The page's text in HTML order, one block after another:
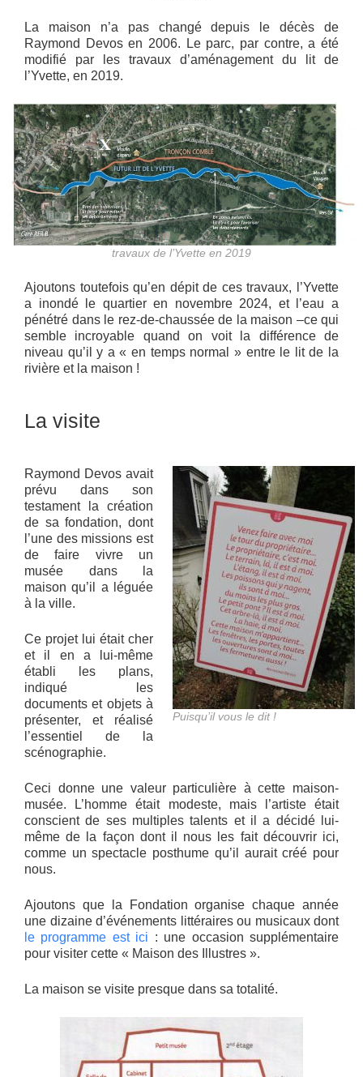
La maison n’a pas changé depuis le décès de
Raymond Devos en 2006. Le parc, par contre, a été
modifié par les travaux d’aménagement du lit de
l’Yvette, en 2019.
travaux de l’Yvette en 2019
Ajoutons toutefois qu’en dépit de ces travaux, l’Yvette
a inondé le quartier en novembre 2024, et l’eau a
pénétré dans le rez-de-chaussée de la maison –ce qui
semble incroyable quand on voit la différence de
niveau qu’il y a « en temps normal » entre le lit de la
rivière et la maison !
La visite
Puisqu’il vous le dit !
Raymond Devos avait
prévu dans son
testament la création
de sa fondation, dont
l’une des missions est
de faire vivre un
musée dans la
maison qu’il a léguée
à la ville.
Ce projet lui était cher
et il en a lui-même
établi les plans,
indiqué les
documents et objets à
présenter, et réalisé
l’essentiel de la
scénographie.
Ceci donne une valeur particulière à cette maison-
musée. L’homme était modeste, mais l’artiste était
conscient de ses multiples talents et il a décidé lui-
même de la façon dont il nous les fait découvrir ici,
comme un spectacle posthume qu’il aurait créé pour
nous.
Ajoutons que la Fondation organise chaque année
une dizaine d’événements littéraires ou musicaux dont
le programme est ici : une occasion supplémentaire
pour visiter cette « Maison des Illustres ».
La maison se visite presque dans sa totalité.